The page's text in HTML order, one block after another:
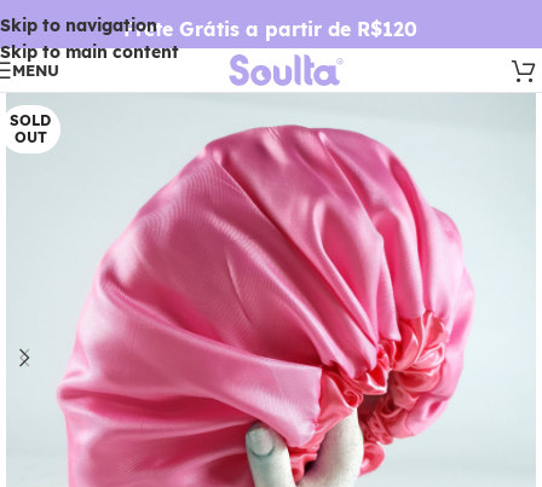
Skip to navigation
Skip to main content
Frete Grátis a partir de R$120
MENU
SOLD
OUT